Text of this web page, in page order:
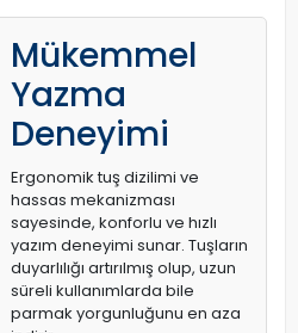
Mükemmel
Yazma
Deneyimi
Ergonomik tuş dizilimi ve
hassas mekanizması
sayesinde, konforlu ve hızlı
yazım deneyimi sunar. Tuşların
duyarlılığı artırılmış olup, uzun
süreli kullanımlarda bile
parmak yorgunluğunu en aza